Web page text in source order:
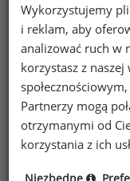
Informacje
Warunki
Informacja
publicznych
płacowych
Wykorzystujemy
i reklam, aby
analizować ruch w
korzystasz z
Partnerzy mogą
otrzymanymi od
korzystania z ich
Niezbędne